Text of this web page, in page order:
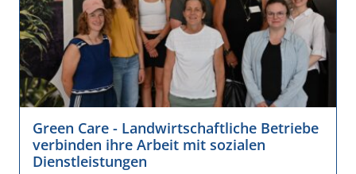
Green Care - Landwirtschaftliche Betriebe
verbinden ihre Arbeit mit sozialen
Dienstleistungen